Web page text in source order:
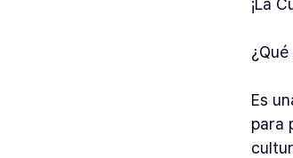
¡La
Es
para